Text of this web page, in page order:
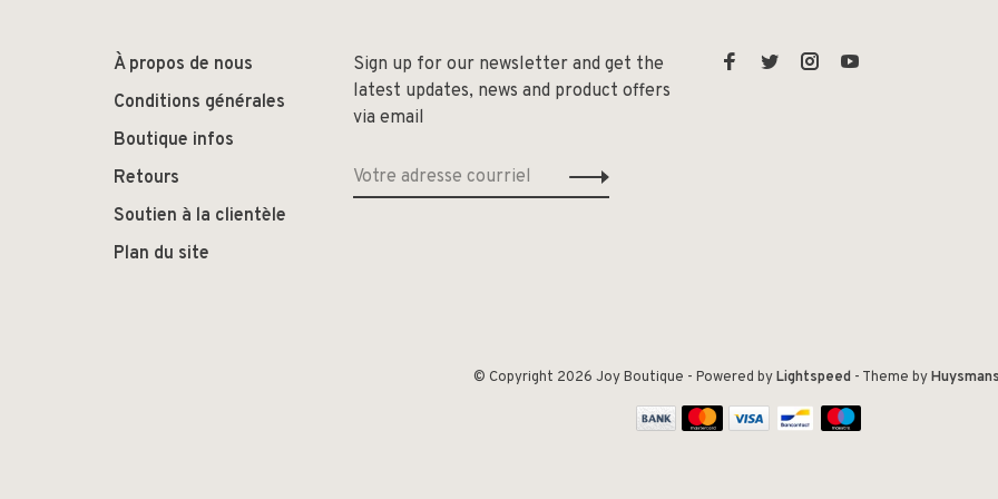
À propos de nous
Conditions générales
Boutique infos
Retours
Soutien à la clientèle
Plan du site
Sign up for our newsletter and get the
latest updates, news and product offers
via email
© Copyright 2026 Joy Boutique - Powered byLightspeed- Theme by